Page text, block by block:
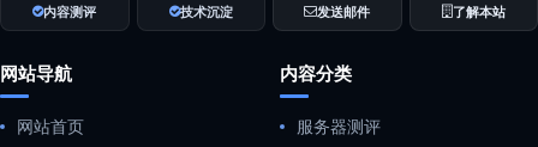
内容测评 技术沉淀 发送邮件 了解本站
网站导航
网站首页
内容分类
服务器测评